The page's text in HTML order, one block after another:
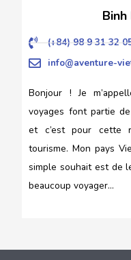
Binh
(+84) 98 9 31 32
info@aventure-
Bonjour ! Je
voyages font partie
et c’est pour cette
tourisme. Mon pays
simple souhait est de
beaucoup voyager…